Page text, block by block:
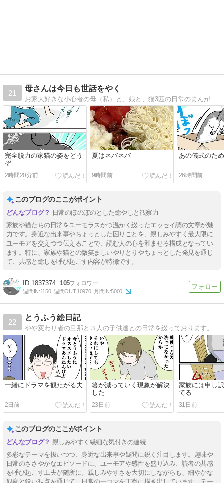
21
母さんは今日も世話をやく
お家大好きな小心者の母（私）と、娘と、猫3匹の日常のまんがです。（夫もたまに…）。
完全脱力の家猫の姿をどう
ぞ
2時間20分前
夏はネバネバ
9時間前
あの儀式のた
26時間前
このブログのここがポイント
日常のほのぼのとした癒やしと観察力
家族や猫たちの日常をユーモラスかつ温かく綴ったエッセイ調の文章が魅
力です。身近な出来事やちょっとした困りごとを、親しみやすく最大限に
ユーモアを交えつつ伝えることで、読む人の心を和ませる構成となってい
ます。特に、家族や猫との微笑ましいやりとりやちょっとした発見を通じ
て、共感と癒しを呼び起こす内容が特徴です。
1837374 105
週間IN:1150 週間OUT:10970 月間IN:5000
22
とうふう絵日記
やや変わり者の旦那と３人の子供達との日常を綴っております。ブログリニューアルしました。
一緒にドラマを観たがる夫
2日前
箸が減っていく現象が解決
した
23日前
家族には申し
てる
31日前
このブログのここがポイント
親しみやすく繊細な気付きの連続
多彩なテーマを扱いつつ、身近な出来事や疑問に鋭く注目します。趣味や
日常のささやかなエピソードに、ユーモアや感性を盛り込み、読者の共感
を呼び起こす工夫が随所に。親しみやすさを大切にしながらも、細やかな
観察と鋭い視点を通じて、日常の一コマを丁寧に描き出しています。テー